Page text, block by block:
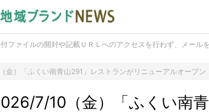
ファイルの開封や記載ＵＲＬへのアクセスを行わず、メール
）「ふくい南青山291」レストランがリニューアルオープン
7/10（金）「ふくい南